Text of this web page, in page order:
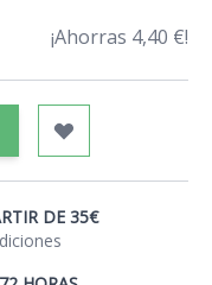
¡Ahorras 4,40 €!
DE 35€